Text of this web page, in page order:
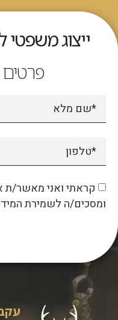
ייצוג
פרטים
קראתי ואני מאשר/ת
ומסכים/ה לשמירת